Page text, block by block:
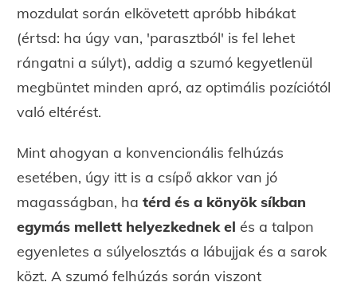
mozdulat során elkövetett apróbb hibákat
(értsd: ha úgy van, 'parasztból' is fel lehet
rángatni a súlyt), addig a szumó kegyetlenül
megbüntet minden apró, az optimális pozíciótól
való eltérést.
Mint ahogyan a konvencionális felhúzás
esetében, úgy itt is a csípő akkor van jó
magasságban, ha térd és a könyök síkban
egymás mellett helyezkednek el és a talpon
egyenletes a súlyelosztás a lábujjak és a sarok
közt. A szumó felhúzás során viszont